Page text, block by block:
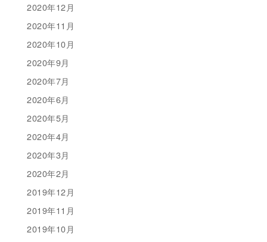
2020年12月
2020年11月
2020年10月
2020年9月
2020年7月
2020年6月
2020年5月
2020年4月
2020年3月
2020年2月
2019年12月
2019年11月
2019年10月